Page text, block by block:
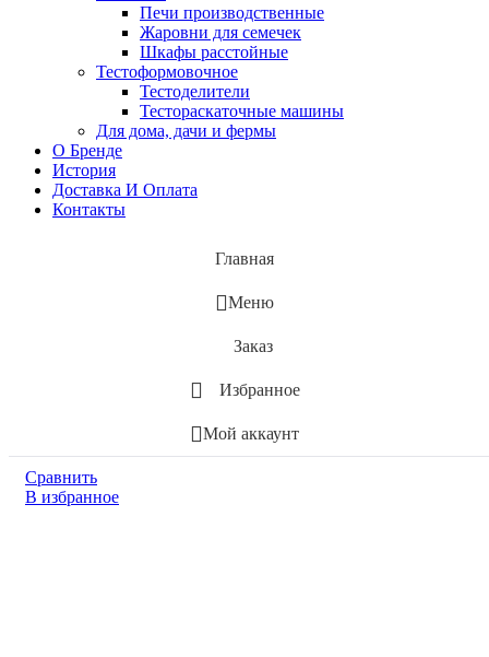
Печи производственные
Жаровни для семечек
Шкафы расстойные
Тестоформовочное
Тестоделители
Тестораскаточные машины
Для дома, дачи и фермы
О Бренде
История
Доставка И Оплата
Контакты
Главная
Меню
Заказ
Избранное
Мой аккаунт
Сравнить
В избранное